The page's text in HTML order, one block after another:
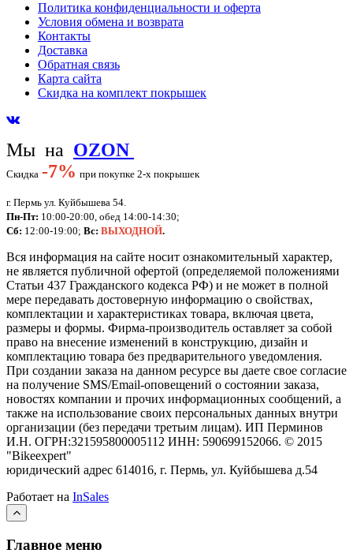
Политика конфиденциальности и оферта
Условия обмена и возврата
Контакты
Доставка
Обратная связь
Карта сайта
Скидка на комплект покрышек
Мы на OZON
Скидка -7% при покупке 2-х покрышек
г. Пермь ул. Куйбышева 54.
Пн-Пт: 10:00-20:00, обед 14:00-14:30;
Сб: 12:00-19:00; Вс: ВЫХОДНОЙ.
Вся информация на сайте носит ознакомительный характер,
не является публичной офертой (определяемой положениями
Статьи 437 Гражданского кодекса РФ) и не может в полной
мере передавать достоверную информацию о свойствах,
комплектации и характеристиках товара, включая цвета,
размеры и формы. Фирма-производитель оставляет за собой
право на внесение изменений в конструкцию, дизайн и
комплектацию товара без предварительного уведомления.
При создании заказа на данном ресурсе вы даете свое согласие
на получение SMS/Email-оповещений о состоянии заказа,
новостях компании и прочих информационных сообщений, а
также на использование своих персональных данных внутри
организации (без передачи третьим лицам). ИП Перминов
И.Н. ОГРН:321595800005112 ИНН: 590699152066. © 2015
"Bikeexpert"
юридический адрес 614016, г. Пермь, ул. Куйбышева д.54
Работает на InSales
Главное меню